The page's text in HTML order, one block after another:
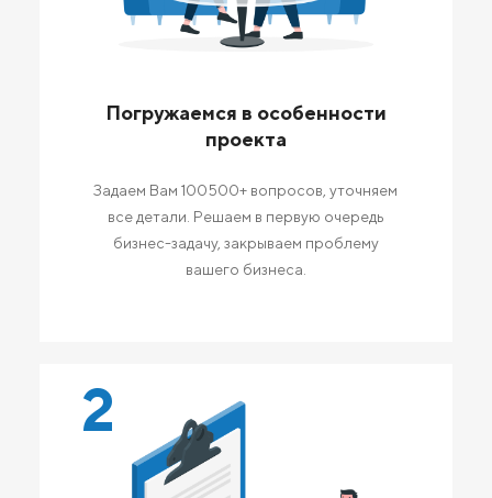
Погружаемся в особенности
проекта
Задаем Вам 100500+ вопросов, уточняем
все детали. Решаем в первую очередь
бизнес-задачу, закрываем проблему
вашего бизнеса.
2